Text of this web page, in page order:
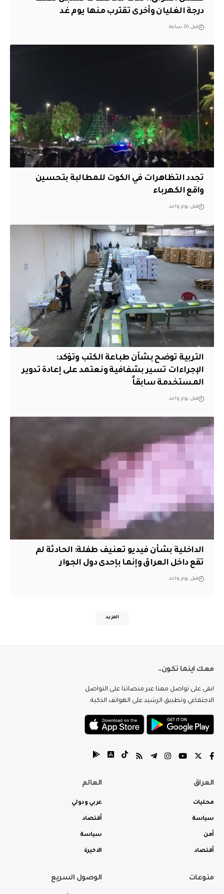
درجة الغليان وأخرى تقترب منها يوم غد
قبل 20 ساعة
تجدد التظاهرات في الكوت للمطالبة بتحسين
واقع الكهرباء
قبل يوم واحد
التربية توضح بشأن طباعة الكتب وتؤكد:
الإجراءات تسير بشفافية ونعتمد على إعادة تدوير
المستخدمة سابقاً
قبل يوم واحد
الداخلية بشأن فيديو تعنيف طفلة: الحادثة لم
تقع داخل العراق وإنما بإحدى دول الجوار
قبل يوم واحد
المزيد
معك اينما تكون..
ابقى على تواصل معنا عبر منصاتنا على التواصل
الاجتماعي وتطبيق الرشيد على الهواتف الذكية.
العراق
محليات
سياسة
أمن
أقتصاد
العالم
عربي ودولي
أقتصاد
سياسة
الاخيرة
منوعات الوصول السريع